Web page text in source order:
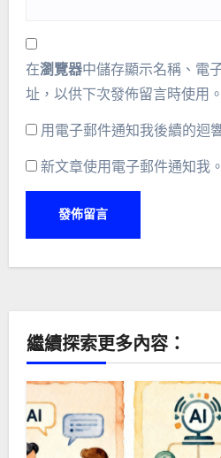
在瀏覽器中儲存顯示名稱、電
址，以供下次發佈留言時使用。
用電子郵件通知我後續的迴
新文章使用電子郵件通知我。
繼續探索更多內容：